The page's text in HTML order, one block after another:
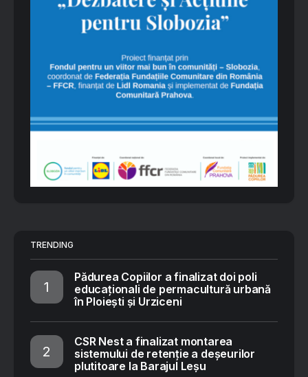
TRENDING
Pădurea Copiilor a finalizat doi poli
educaționali de permacultură urbană
în Ploiești și Urziceni
CSR Nest a finalizat montarea
sistemului de retenție a deșeurilor
plutitoare la Barajul Leșu